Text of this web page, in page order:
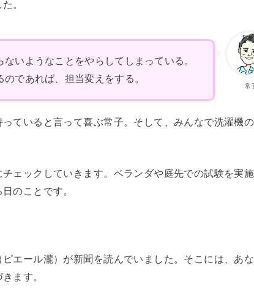
。
常
いようなことをやらしてしまっている。
であれば、担当変えをする。
ていると言って喜ぶ常子。そして、みんなで洗濯機
ェックしていきます。ベランダや庭先での試験を実
のことです。
エール瀧）が新聞を読んでいました。そこには、あ
ます。